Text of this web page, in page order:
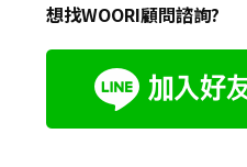
想找WOORI顧問諮詢?